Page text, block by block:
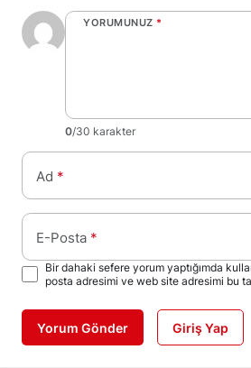
YORUMUNUZ *
0/30 karakter
Ad *
E-Posta *
Bir dahaki sefere yorum yaptığımda
posta adresimi ve web site adresimi bu
Yorum Gönder Giriş Yap